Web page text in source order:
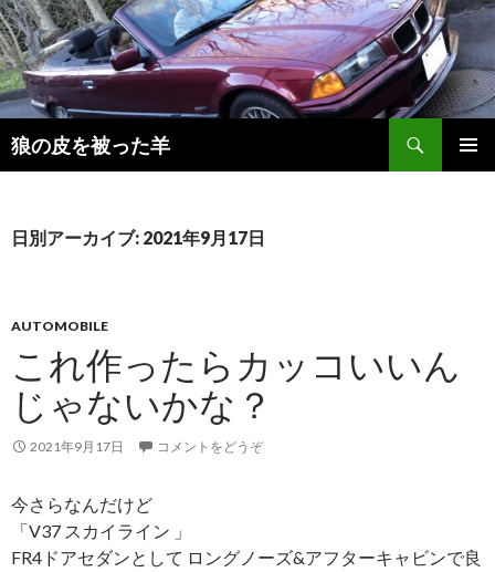
狼の皮を被った羊
検
索
ン
動
日別アーカイブ: 2021年9月17日
AUTOMOBILE
これ作ったらカッコいいん
じゃないかな？
2021年9月17日 コメントをどうぞ
今さらなんだけど
「V37 スカイライン 」
FR4ドアセダンとして ロングノーズ&アフターキャビンで良